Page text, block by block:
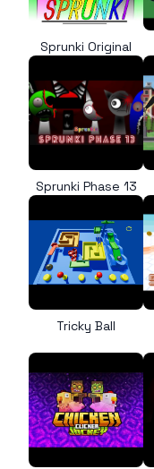
Sprunki Original
Sprunki Phase 13
Tricky Ball